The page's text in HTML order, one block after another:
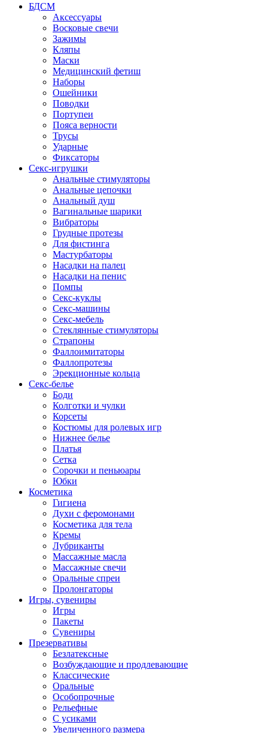
БДСМ
Аксессуары
Восковые свечи
Зажимы
Кляпы
Маски
Медицинский фетиш
Наборы
Ошейники
Поводки
Портупеи
Пояса верности
Трусы
Ударные
Фиксаторы
Секс-игрушки
Анальные стимуляторы
Анальные цепочки
Анальный душ
Вагинальные шарики
Вибраторы
Грудные протезы
Для фистинга
Мастурбаторы
Насадки на палец
Насадки на пенис
Помпы
Секс-куклы
Секс-машины
Секс-мебель
Стеклянные стимуляторы
Страпоны
Фаллоимитаторы
Фаллопротезы
Эрекционные кольца
Секс-белье
Боди
Колготки и чулки
Корсеты
Костюмы для ролевых игр
Нижнее белье
Платья
Сетка
Сорочки и пеньюары
Юбки
Косметика
Гигиена
Духи с феромонами
Косметика для тела
Кремы
Лубриканты
Массажные масла
Массажные свечи
Оральные спреи
Пролонгаторы
Игры, сувениры
Игры
Пакеты
Сувениры
Презервативы
Безлатексные
Возбуждающие и продлевающие
Классические
Оральные
Особопрочные
Рельефные
С усиками
Увеличенного размера